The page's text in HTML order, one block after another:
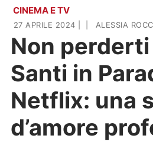
Home
News
Cinema e TV
Casa & Giardino
Arredamento
Piante e fiori
DIY
Lifestyle
CINEMA E TV
27 APRILE 2024 ALESSIA
Non perderti
Santi in
Netflix: una
d’amore